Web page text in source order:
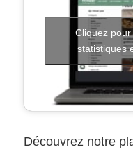
Cliquez
statistiques
Découvrez notre